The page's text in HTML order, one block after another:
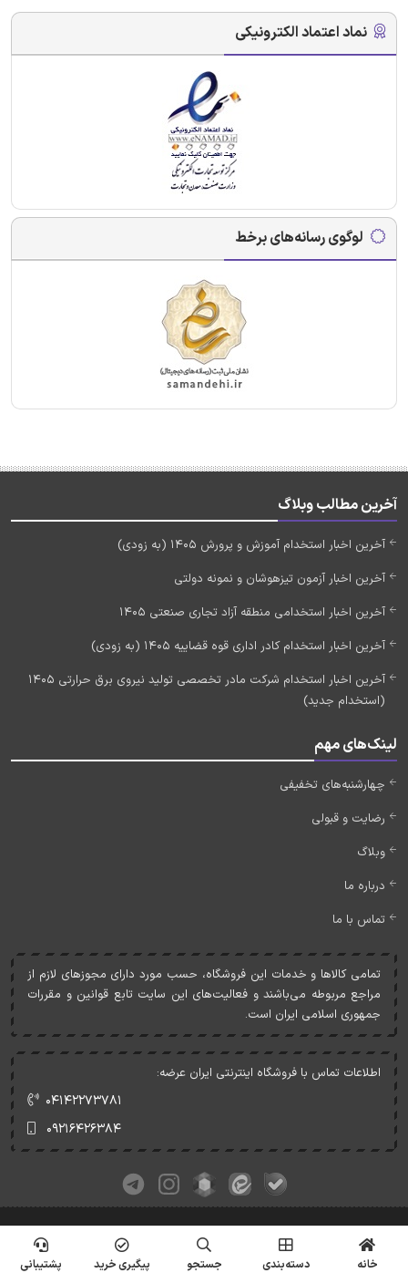
نماد اعتماد الکترونیکی
لوگوی رسانه‌های برخط
آخرین مطالب وبلاگ
آخرین اخبار استخدام آموزش و پرورش 1405 (به زودی)
آخرین اخبار آزمون تیزهوشان و نمونه دولتی
آخرین اخبار استخدامی منطقه آزاد تجاری صنعتی 1405
آخرین اخبار استخدام کادر اداری قوه قضاییه 1405 (به زودی)
آخرین اخبار استخدام شرکت مادر تخصصی تولید نیروی برق حرارتی 1405
(استخدام جدید)
لینک‌های مهم
چهارشنبه‌های تخفیفی
رضایت و قبولی
وبلاگ
درباره ما
تماس با ما
تمامی کالاها و خدمات اين فروشگاه، حسب مورد دارای مجوزهای لازم از
مراجع مربوطه می‌باشند و فعاليت‌های اين سايت تابع قوانين و مقررات
جمهوری اسلامی ايران است.
اطلاعات تماس با فروشگاه اینترنتی ایران عرضه:
۰۴۱۴۲۲۷۳۷۸۱
۰۹۲۱۶۴۲۶۳۸۴
خانه دسته‌بندی جستجو پیگیری خرید پشتیبانی